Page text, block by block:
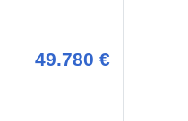
49.780 €